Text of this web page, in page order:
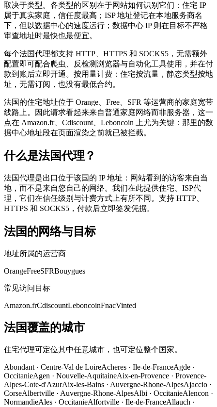
取决于类型。各类型的区别在于网站如何识别它们：住宅 IP
属于真实家庭，信任度最高；ISP 地址登记在本地服务商名
下，但以数据中心的速度运行；数据中心 IP 则在目标不严格
审查地址时最快也最便宜。
每个法国代理都支持 HTTP、HTTPS 和 SOCKS5，无需额外
配置即可配合爬虫、反检测浏览器与自动化工具使用，并在付
款到账后立即开通。按用量计费：住宅按流量，静态类型按地
址，无需订阅，也没有最低合约。
法国的住宅地址位于 Orange、Free、SFR 等运营商的家庭宽带
线路上。因此请求看起来来自普通家庭网络而非服务器，这一
点在 Amazon.fr、Cdiscount、Leboncoin 上尤为关键：那里的数
据中心地址段在页面渲染之前就已被拦截。
什么是法国代理？
法国代理是出口位于该国的 IP 地址：网站看到的访客来自当
地，而不是来自您自己的网络。我们在此提供住宅、ISP代
理，它们在信任级别与计费方式上有所不同。支持 HTTP、
HTTPS 和 SOCKS5，付款后立即签发凭据。
法国的网络与目标
地址所属的运营商
OrangeFreeSFRBouygues
常见访问目标
Amazon.frCdiscountLeboncoinFnacVinted
法国覆盖的城市
住宅代理可定位其中任意城市，也可定位整个国家。
Abondant · Centre-Val de LoireAcheres · Ile-de-FranceAgde ·
OccitanieAgen · Nouvelle-AquitaineAix-en-Provence · Provence-
Alpes-Cote-d'AzurAix-les-Bains · Auvergne-Rhone-AlpesAjaccio ·
CorseAlbertville · Auvergne-Rhone-AlpesAlbi · OccitanieAlencon ·
NormandieAles · OccitanieAlfortville · Ile-de-FranceAllauch ·